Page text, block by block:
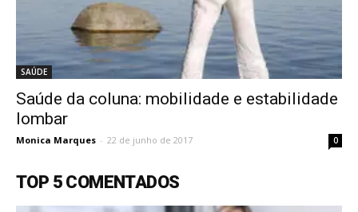
SAÚDE
Saúde da coluna: mobilidade e estabilidade
lombar
Monica Marques - 22 de junho de 2017 0
TOP 5 COMENTADOS